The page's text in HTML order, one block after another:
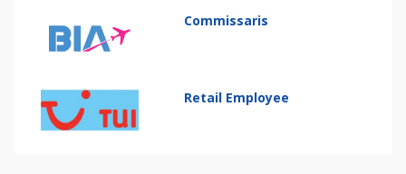
Commissaris
Retail Employee